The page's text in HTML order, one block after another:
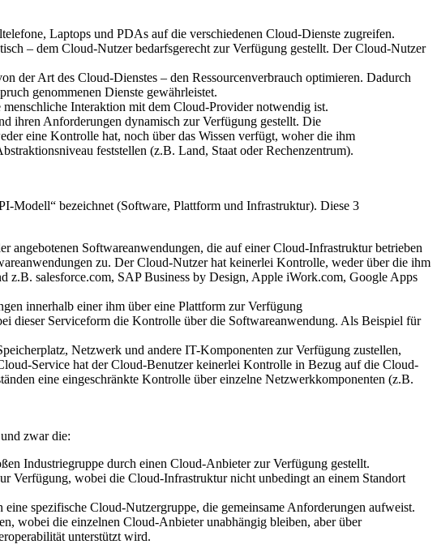
Laptops und PDAs auf die verschiedenen Cloud-Dienste zugreifen.
– dem Cloud-Nutzer bedarfsgerecht zur Verfügung gestellt. Der Cloud-Nutzer
der Art des Cloud-Dienstes – den Ressourcenverbrauch optimieren. Dadurch
genommenen Dienste gewährleistet.
Interaktion mit dem Cloud-Provider notwendig ist.
ihren Anforderungen dynamisch zur Verfügung gestellt. Die
eine Kontrolle hat, noch über das Wissen verfügt, woher die ihm
feststellen (z.B. Land, Staat oder Rechenzentrum).
Modell“ bezeichnet (Software, Plattform und Infrastruktur). Diese 3
angebotenen Softwareanwendungen, die auf einer Cloud-Infrastruktur betrieben
zu. Der Cloud-Nutzer hat keinerlei Kontrolle, weder über die ihm
z.B. salesforce.com, SAP Business by Design, Apple iWork.com, Google Apps
innerhalb einer ihm über eine Plattform zur Verfügung
dieser Serviceform die Kontrolle über die Softwareanwendung. Als Beispiel für
Netzwerk und andere IT-Komponenten zur Verfügung zustellen,
Service hat der Cloud-Benutzer keinerlei Kontrolle in Bezug auf die Cloud-
eine eingeschränkte Kontrolle über einzelne Netzwerkkomponenten (z.B.
zwar die:
Industriegruppe durch einen Cloud-Anbieter zur Verfügung gestellt.
Verfügung, wobei die Cloud-Infrastruktur nicht unbedingt an einem Standort
spezifische Cloud-Nutzergruppe, die gemeinsame Anforderungen aufweist.
wobei die einzelnen Cloud-Anbieter unabhängig bleiben, aber über
unterstützt wird.